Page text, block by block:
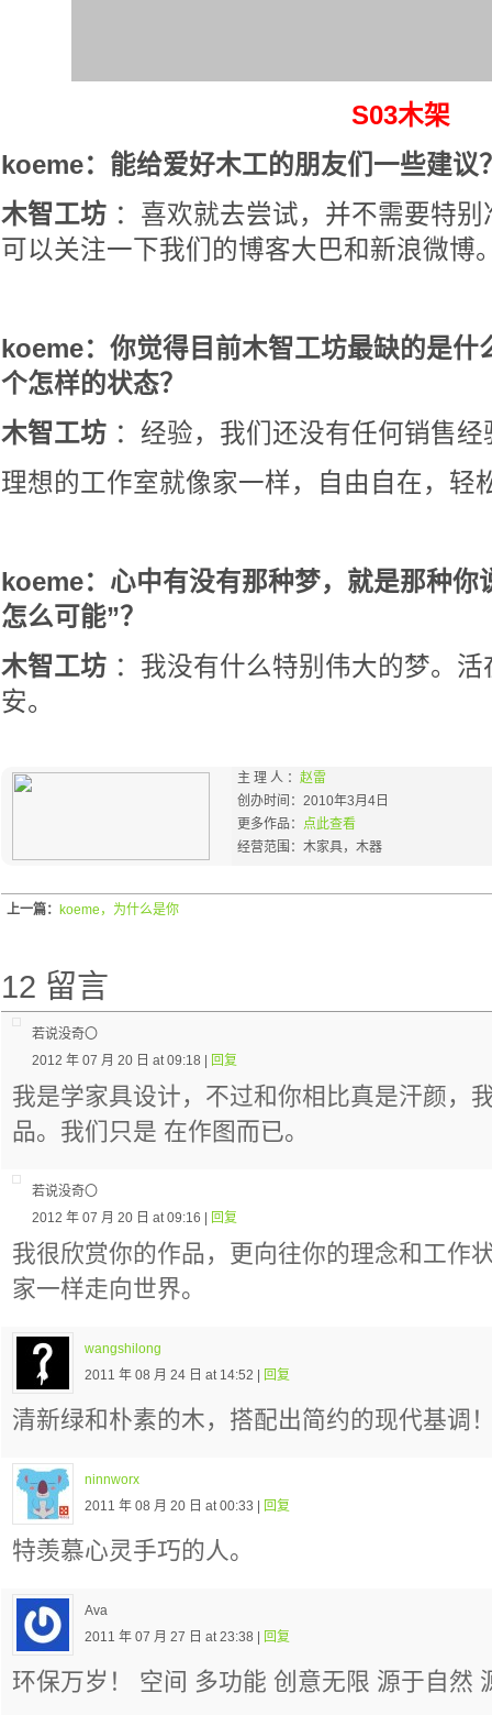
S03木架
koeme：能给爱好木工的朋友们一些建议
木智工坊 ：喜欢就去尝试，并不需要特
可以关注一下我们的博客大巴和新浪微博
koeme：你觉得目前木智工坊最缺的是什
个怎样的状态？
木智工坊 ：经验，我们还没有任何销售经
理想的工作室就像家一样，自由自在，轻
koeme：心中有没有那种梦，就是那种你
怎么可能”？
木智工坊 ：我没有什么特别伟大的梦。
安。
主 理 人 ： 赵雷
创办时间：2010年3月4日
更多作品： 点此查看
经营范围：木家具，木器
上一篇： koeme，为什么是你
12 留言
若说没奇〇
2012 年 07 月 20 日 at 09:18 |
回复
我是学家具设计，不过和你相比真是汗颜，
品。我们只是 在作图而已。
若说没奇〇
2012 年 07 月 20 日 at 09:16 |
回复
我很欣赏你的作品，更向往你的理念和工作
家一样走向世界。
wangshilong
2011 年 08 月 24 日 at 14:52 |
回复
清新绿和朴素的木，搭配出简约的现代基调
ninnworx
2011 年 08 月 20 日 at 00:33 |
回复
特羡慕心灵手巧的人。
Ava
2011 年 07 月 27 日 at 23:38 |
回复
环保万岁！ 空间 多功能 创意无限 源于自然